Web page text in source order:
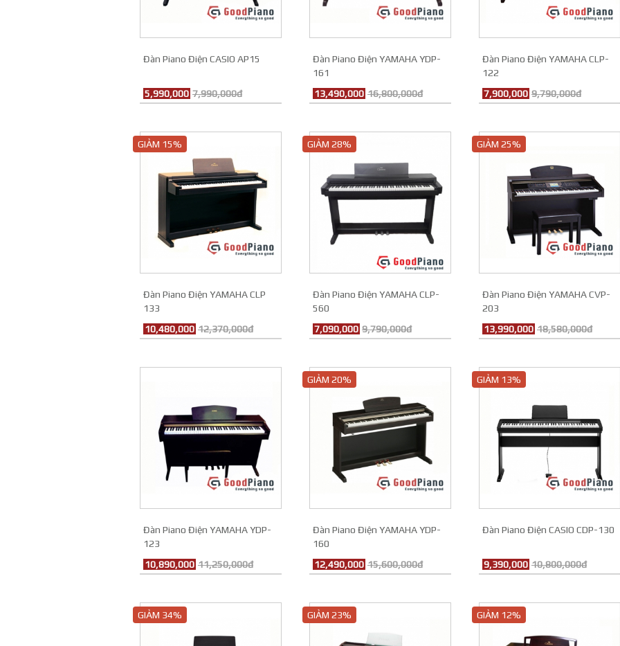
Đàn Piano Điện CASIO AP15
5,990,000 7,990,000đ
Đàn Piano Điện YAMAHA YDP-
161
13,490,000 16,800,000đ
Đàn Piano Điện YAMAHA CLP-
122
7,900,000 9,790,000đ
GIẢM 15%
Đàn Piano Điện YAMAHA CLP
133
10,480,000 12,370,000đ
GIẢM 28%
Đàn Piano Điện YAMAHA CLP-
560
7,090,000 9,790,000đ
GIẢM 25%
Đàn Piano Điện YAMAHA CVP-
203
13,990,000 18,580,000đ
Đàn Piano Điện YAMAHA YDP-
123
10,890,000 11,250,000đ
GIẢM 20%
Đàn Piano Điện YAMAHA YDP-
160
12,490,000 15,600,000đ
GIẢM 13%
Đàn Piano Điện CASIO CDP-130
9,390,000 10,800,000đ
GIẢM 34% GIẢM 23% GIẢM 12%